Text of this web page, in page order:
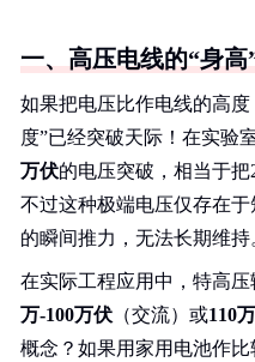
一、高压电线的“身高
如果把电压比作电线的高
度”已经突破天际！在实验
万伏的电压突破，相当于把
不过这种极端电压仅存在
的瞬间推力，无法长期维持
在实际工程应用中，特高
万-100万伏 （交流）或110
概念？如果用家用电池作